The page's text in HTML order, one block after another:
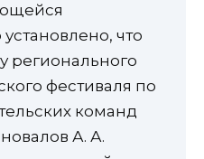
что
регионального
фестиваля по
команд
А. А.